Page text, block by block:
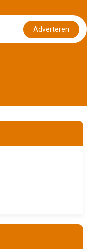
Adverteren